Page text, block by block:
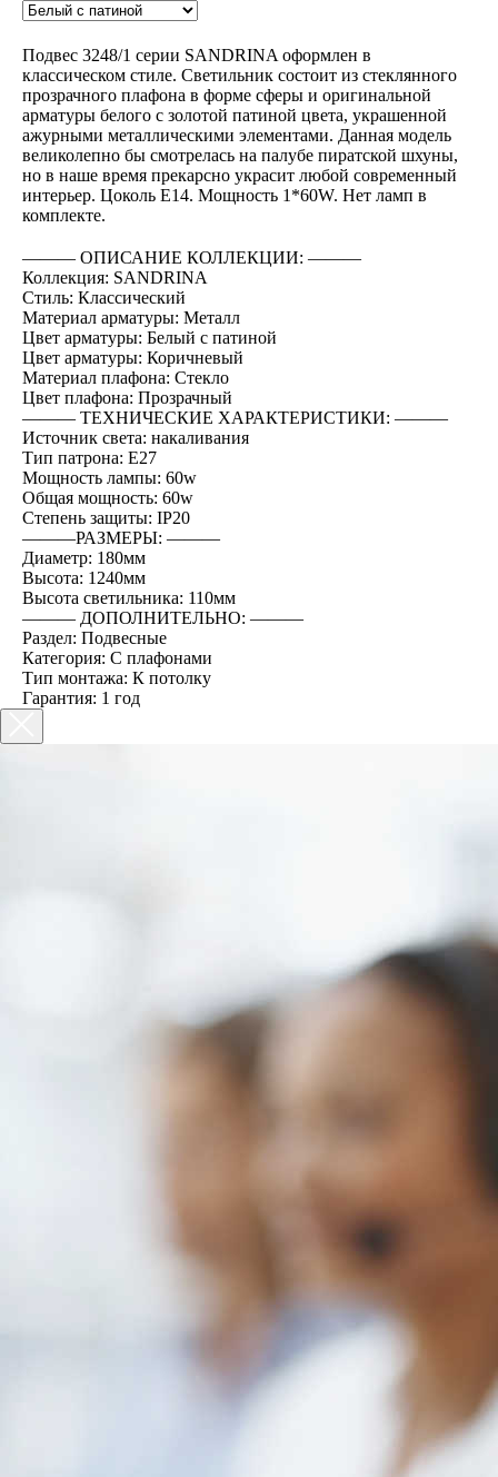
Подвес 3248/1 серии SANDRINA оформлен в
классическом стиле. Светильник состоит из стеклянного
прозрачного плафона в форме сферы и оригинальной
арматуры белого с золотой патиной цвета, украшенной
ажурными металлическими элементами. Данная модель
великолепно бы смотрелась на палубе пиратской шхуны,
но в наше время прекарсно украсит любой современный
интерьер. Цоколь E14. Мощность 1*60W. Нет ламп в
комплекте.
――― ОПИСАНИЕ КОЛЛЕКЦИИ: ―――
Коллекция: SANDRINA
Стиль: Классический
Материал арматуры: Металл
Цвет арматуры: Белый с патиной
Цвет арматуры: Коричневый
Материал плафона: Стекло
Цвет плафона: Прозрачный
――― ТЕХНИЧЕСКИЕ ХАРАКТЕРИСТИКИ: ―――
Источник света: накаливания
Тип патрона: E27
Мощность лампы: 60w
Общая мощность: 60w
Степень защиты: IP20
―――РАЗМЕРЫ: ―――
Диаметр: 180мм
Высота: 1240мм
Высота светильника: 110мм
――― ДОПОЛНИТЕЛЬНО: ―――
Раздел: Подвесные
Категория: С плафонами
Тип монтажа: К потолку
Гарантия: 1 год